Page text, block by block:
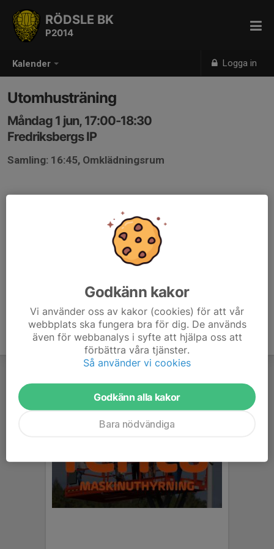
Kalender Logga in
RÖDSLE BK
P2014
Utomhusträning
Måndag 1 jun, 17:00-18:30
Fredriksbergs IP
Samling: 16:45, Omklädningsrum
Godkänn kakor
Vi använder oss av kakor (cookies) för att vår
webbplats ska fungera bra för dig. De används
även för webbanalys i syfte att hjälpa oss att
förbättra våra tjänster.
Så använder vi cookies
Godkänn alla kakor
Bara nödvändiga